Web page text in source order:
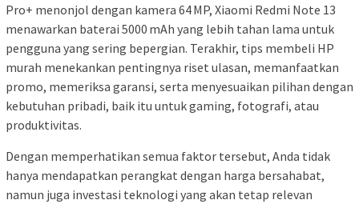
Pro+ menonjol dengan kamera 64 MP, Xiaomi Redmi Note 13
menawarkan baterai 5000 mAh yang lebih tahan lama untuk
pengguna yang sering bepergian. Terakhir, tips membeli HP
murah menekankan pentingnya riset ulasan, memanfaatkan
promo, memeriksa garansi, serta menyesuaikan pilihan dengan
kebutuhan pribadi, baik itu untuk gaming, fotografi, atau
produktivitas.
Dengan memperhatikan semua faktor tersebut, Anda tidak
hanya mendapatkan perangkat dengan harga bersahabat,
namun juga investasi teknologi yang akan tetap relevan